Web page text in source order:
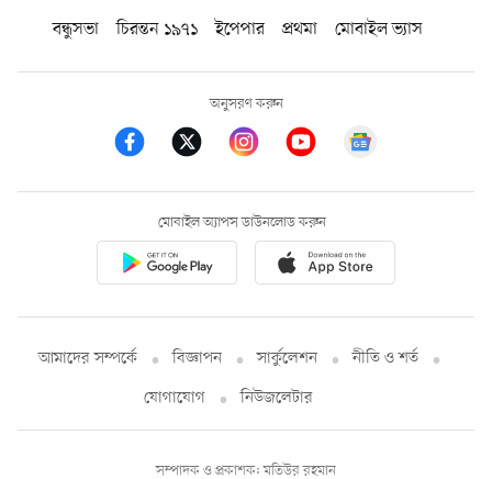
বন্ধুসভা
চিরন্তন ১৯৭১ ইপেপার প্রথমা মোবাইল ভ্যাস
অনুসরণ করুন
মোবাইল অ্যাপস ডাউনলোড করুন
আমাদের সম্পর্কে বিজ্ঞাপন সার্কুলেশন
নীতি ও শর্ত
যোগাযোগ
নিউজলেটার
সম্পাদক ও প্রকাশক: মতিউর রহমান